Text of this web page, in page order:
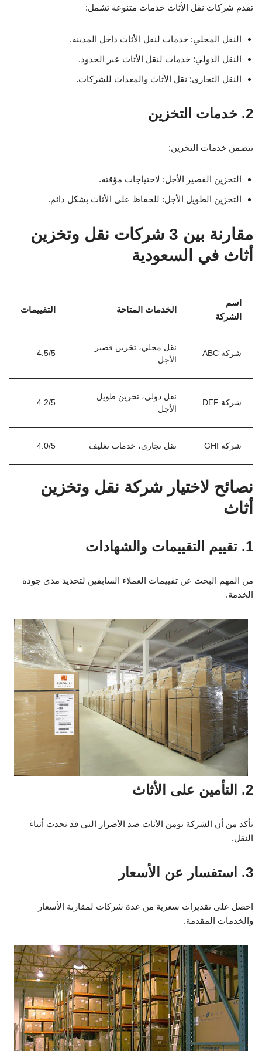
تقدم شركات نقل الأثاث خدمات متنوعة تشمل:
النقل المحلي: خدمات لنقل الأثاث داخل المدينة.
النقل الدولي: خدمات لنقل الأثاث عبر الحدود.
النقل التجاري: نقل الأثاث والمعدات للشركات.
2. خدمات التخزين
تتضمن خدمات التخزين:
التخزين القصير الأجل: لاحتياجات مؤقتة.
التخزين الطويل الأجل: للحفاظ على الأثاث بشكل دائم.
مقارنة بين 3 شركات نقل وتخزين
أثاث في السعودية
اسم
الشركة
الخدمات المتاحة التقييمات
شركة ABC
نقل محلي، تخزين قصير
الأجل
4.5/5
شركة DEF
نقل دولي، تخزين طويل
الأجل
4.2/5
شركة GHI نقل تجاري، خدمات تغليف 4.0/5
نصائح لاختيار شركة نقل وتخزين
أثاث
1. تقييم التقييمات والشهادات
من المهم البحث عن تقييمات العملاء السابقين لتحديد مدى جودة
الخدمة.
2. التأمين على الأثاث
تأكد من أن الشركة تؤمن الأثاث ضد الأضرار التي قد تحدث أثناء
النقل.
3. استفسار عن الأسعار
احصل على تقديرات سعرية من عدة شركات لمقارنة الأسعار
والخدمات المقدمة.